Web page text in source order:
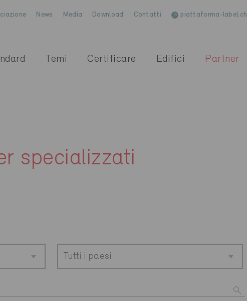
News Media Download Contatti piattaforma-label.ch
Temi Certificare Edifici Partner
specializzati
Tutti i paesi